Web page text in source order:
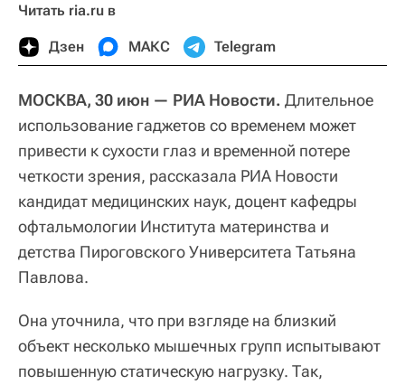
Читать ria.ru в
Дзен МАКС Telegram
МОСКВА, 30 июн — РИА Новости. Длительное
использование гаджетов со временем может
привести к сухости глаз и временной потере
четкости зрения, рассказала РИА Новости
кандидат медицинских наук, доцент кафедры
офтальмологии Института материнства и
детства Пироговского Университета Татьяна
Павлова.
Она уточнила, что при взгляде на близкий
объект несколько мышечных групп испытывают
повышенную статическую нагрузку. Так,